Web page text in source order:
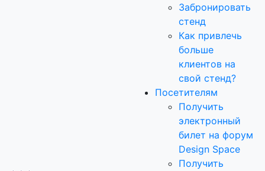
Забронировать
стенд
Как привлечь
больше
клиентов на
свой стенд?
Посетителям
Получить
электронный
билет на форум
Design Space
Получить